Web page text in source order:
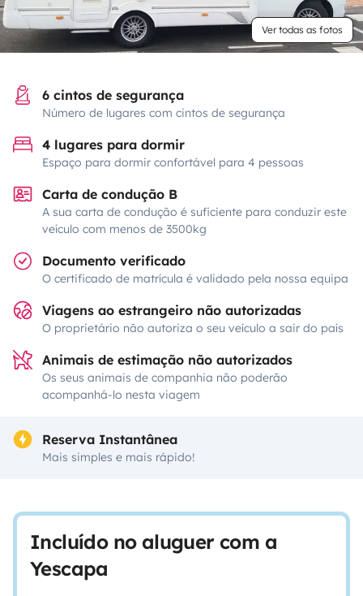
Ver todas as fotos
6 cintos de segurança
Número de lugares com cintos de segurança
4 lugares para dormir
Espaço para dormir confortável para 4 pessoas
Carta de condução B
A sua carta de condução é suficiente para conduzir este
veículo com menos de 3500kg
Documento verificado
O certificado de matrícula é validado pela nossa equipa
Viagens ao estrangeiro não autorizadas
O proprietário não autoriza o seu veículo a sair do país
Animais de estimação não autorizados
Os seus animais de companhia não poderão
acompanhá-lo nesta viagem
Reserva Instantânea
Mais simples e mais rápido!
Incluído no aluguer com a
Yescapa